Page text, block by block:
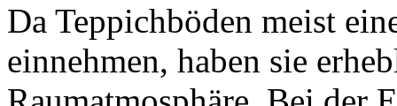
Da Teppichböden meist
einnehmen, haben sie